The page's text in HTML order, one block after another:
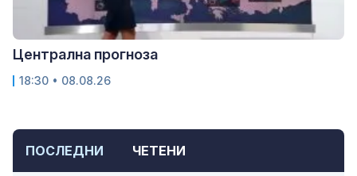
ПОСЛЕДНИ ЧЕТЕНИ
Централна прогноза
18:30 • 08.08.26